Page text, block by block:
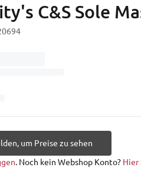
C&S Sole
um Preise zu sehen
. Noch kein Webshop Konto? Hier